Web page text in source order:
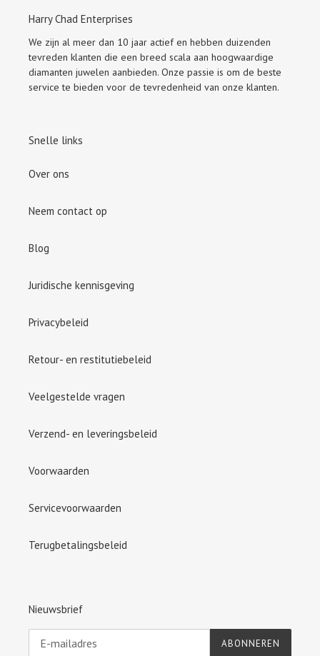
Harry Chad Enterprises
We zijn al meer dan 10 jaar actief en hebben duizenden
tevreden klanten die een breed scala aan hoogwaardige
diamanten juwelen aanbieden. Onze passie is om de beste
service te bieden voor de tevredenheid van onze klanten.
Snelle links
Over ons
Neem contact op
Blog
Juridische kennisgeving
Privacybeleid
Retour- en restitutiebeleid
Veelgestelde vragen
Verzend- en leveringsbeleid
Voorwaarden
Servicevoorwaarden
Terugbetalingsbeleid
Nieuwsbrief
ABONNEREN